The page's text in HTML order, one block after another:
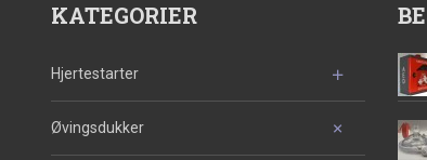
KATEGORIER
Hjertestarter
Øvingsdukker